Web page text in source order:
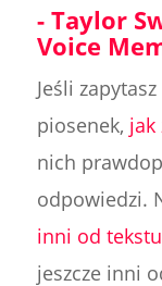
- Taylor
Voice
Jeśli
piosenek, jak
nich
odpowiedzi.
inni od tekstu
jeszcze inni